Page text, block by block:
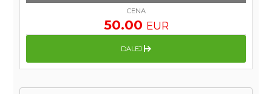
CENA
50.00 EUR
DALEJ